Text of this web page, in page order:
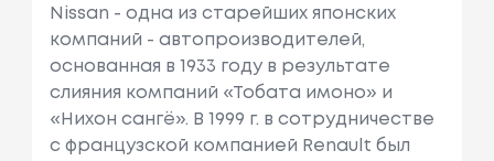
Nissan - одна из старейших японских
компаний - автопроизводителей,
основанная в 1933 году в результате
слияния компаний «Тобата имоно» и
«Нихон сангё». В 1999 г. в сотрудничестве
с французcкой компанией Renault был